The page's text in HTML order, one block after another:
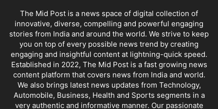
The Mid Post is a news space of digital collection of
innovative, diverse, compelling and powerful engaging
stories from India and around the world. We strive to keep
you on top of every possible news trend by creating
engaging and insightful content at lightning-quick speed.
Established in 2022, The Mid Post is a fast growing news
content platform that covers news from India and world.
We also brings latest news updates from Technology,
Automobile, Business, Health and Sports segments in a
very authentic and informative manner. Our passionate